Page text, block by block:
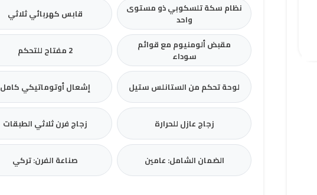
نظام سكة تلسكوبي ذو مستوى
واحد
قابس كهربائي ثلاثي
مقبض ألومنيوم مع قوائم
سوداء
2 مفتاح للتحكم
لوحة تحكم من الستانلس ستيل إشعال أوتوماتيكي كامل
زجاج عازل للحرارة زجاج فرن ثلاثي الطبقات
الضمان الشامل: عامين صناعة الفرن: تركي